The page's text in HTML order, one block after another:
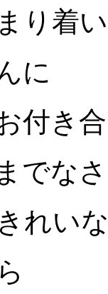
り着
に
付き
でな
れい